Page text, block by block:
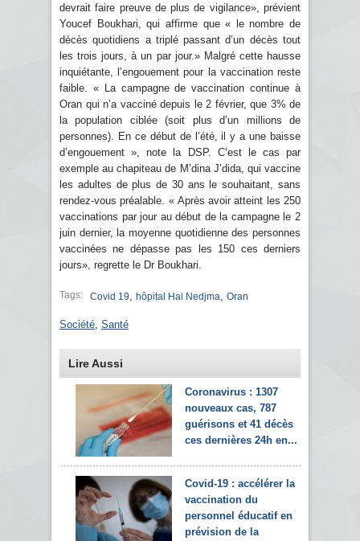
devrait faire preuve de plus de vigilance», prévient
Youcef Boukhari, qui affirme que « le nombre de
décès quotidiens a triplé passant d’un décès tout
les trois jours, à un par jour.» Malgré cette hausse
inquiétante, l’engouement pour la vaccination reste
faible. « La campagne de vaccination continue à
Oran qui n’a vacciné depuis le 2 février, que 3% de
la population ciblée (soit plus d’un millions de
personnes). En ce début de l’été, il y a une baisse
d’engouement », note la DSP. C’est le cas par
exemple au chapiteau de M’dina J’dida, qui vaccine
les adultes de plus de 30 ans le souhaitant, sans
rendez-vous préalable. « Après avoir atteint les 250
vaccinations par jour au début de la campagne le 2
juin dernier, la moyenne quotidienne des personnes
vaccinées ne dépasse pas les 150 ces derniers
jours», regrette le Dr Boukhari.
Tags: Covid 19 hôpital Hai Nedjma Oran
Société Santé
Lire Aussi
Coronavirus : 1307
nouveaux cas, 787
guérisons et 41 décès
ces dernières 24h en...
Covid-19 : accélérer la
vaccination du
personnel éducatif en
prévision de la